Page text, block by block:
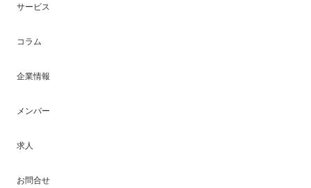
サービス
コラム
企業情報
メンバー
求人
お問合せ